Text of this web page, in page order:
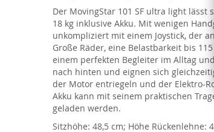
Der MovingStar 101 SF ultra light
18 kg inklusive Akku. Mit wenigen
unkompliziert mit einem Joystick, der
Große Räder, eine Belastbarkeit bis
einem perfekten Begleiter im Alltag
nach hinten und eignen sich
der Motor entriegeln und der Elektro-
Akku kann mit seinem praktischen
geladen werden.
Sitzhöhe: 48,5 cm; Höhe Rückenlehne: